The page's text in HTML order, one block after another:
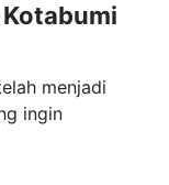
menjadi
ingin